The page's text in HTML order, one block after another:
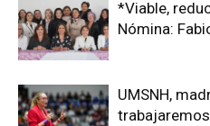
*Viable,
Nómina:
UMSNH,